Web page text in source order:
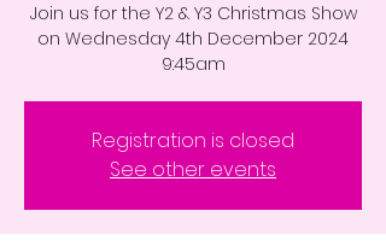
Join us for the Y2 & Y3 Christmas Show
on Wednesday 4th December 2024
9:45am
Registration is closed
See other events